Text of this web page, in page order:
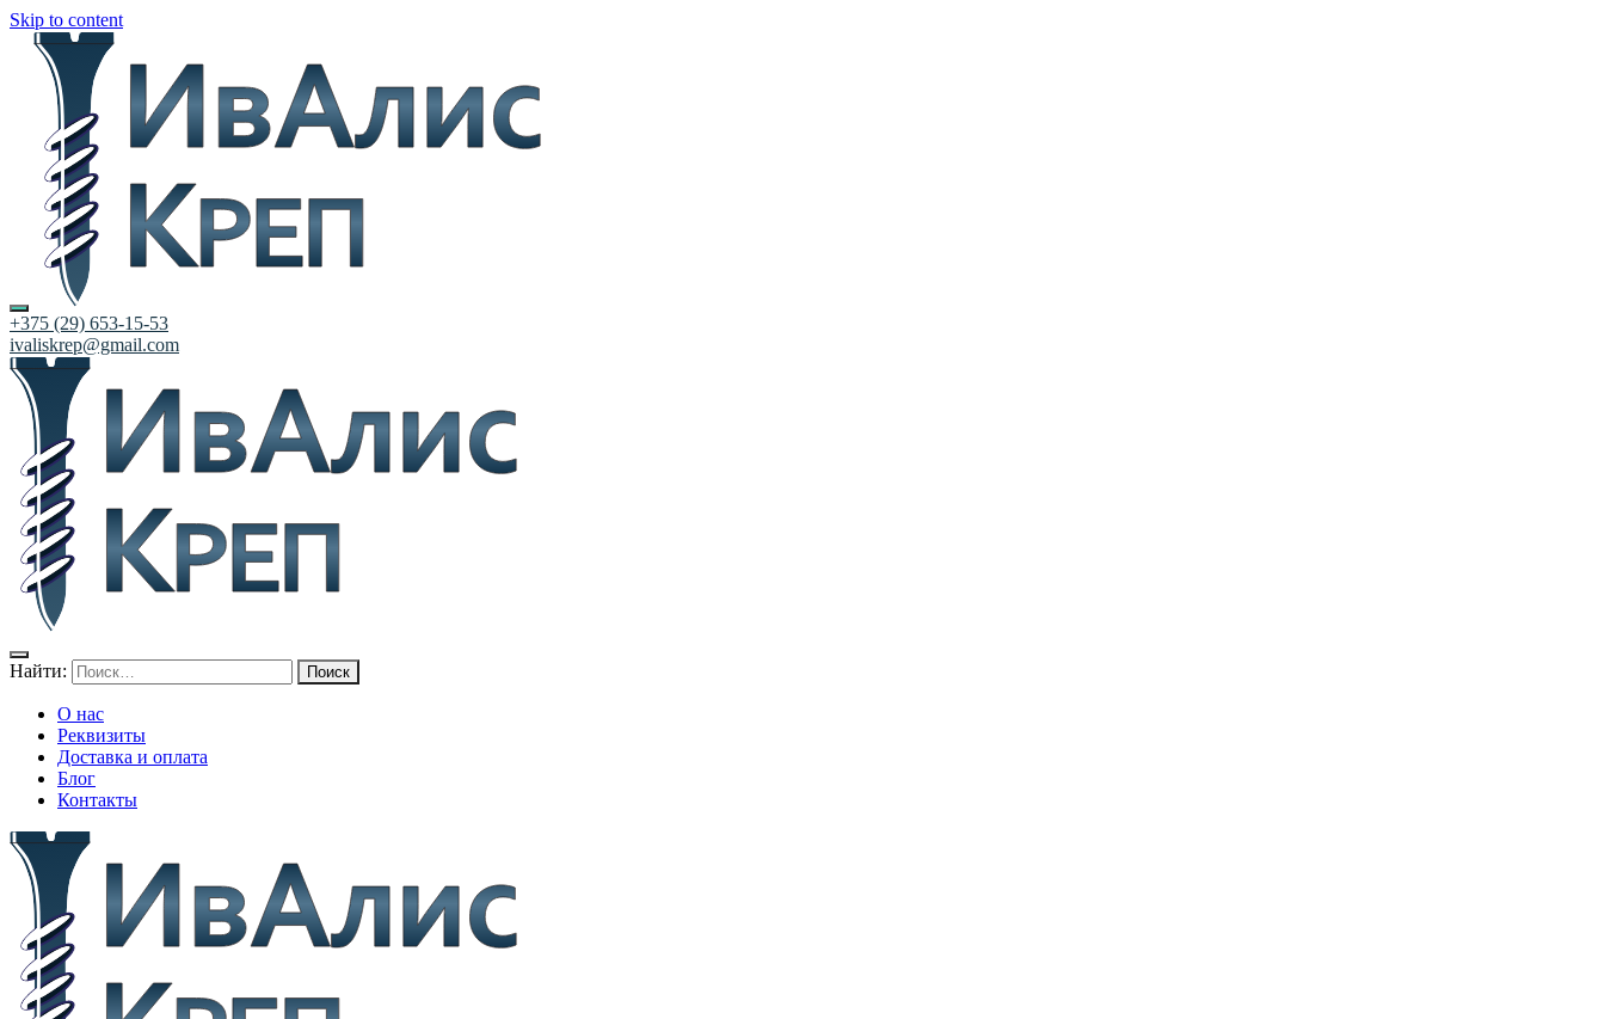
Skip to content
+375 (29) 653-15-53
ivaliskrep@gmail.com
Найти:
О нас
Реквизиты
Доставка и оплата
Блог
Контакты